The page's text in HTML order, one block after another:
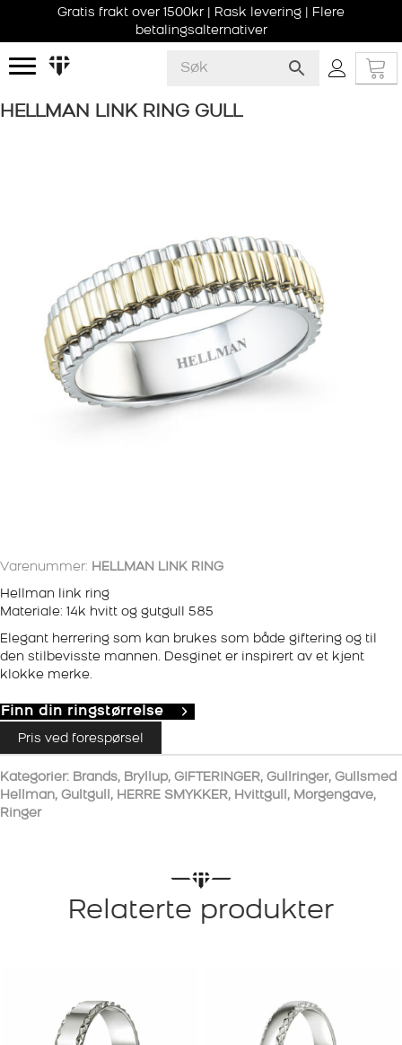
Gratis frakt over 1500kr | Rask levering | Flere
betalingsalternativer
HELLMAN LINK RING GULL
Varenummer: HELLMAN LINK RING
Hellman link ring
Materiale: 14k hvitt og gutgull 585
Elegant herrering som kan brukes som både giftering og til
den stilbevisste mannen. Desginet er inspirert av et kjent
klokke merke.
Finn din ringstørrelse
Pris ved forespørsel
Kategorier: Brands, Bryllup, GIFTERINGER, Gullringer, Gullsmed
Hellman, Gultgull , HERRE SMYKKER, Hvittgull , Morgengave,
Ringer
Relaterte produkter